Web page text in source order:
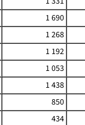
1 690
1 268
1 192
1 053
1 438
850
434